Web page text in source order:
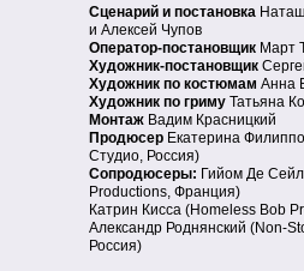
Сценарий и постановка
и Алексей Чупов
Оператор-постановщик Март
Художник-постановщик
Художник по костюмам Анна
Художник по гриму Татьяна
Монтаж Вадим Красницкий
Продюсер Екатерина
Студио, Россия)
Сопродюсеры: Гийом Де
Productions, Франция)
Катрин Кисса (Homeless Bob
Александр Роднянский (Non-
Россия)